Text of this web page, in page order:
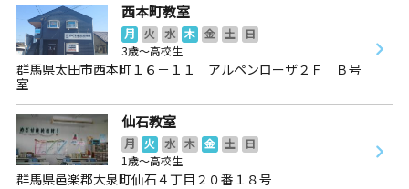
西本町教室
月 火 水 木 金 土
日
3歳～高校生
群馬県太田市西本町１６－１１ アルペンローザ２Ｆ Ｂ号
室
仙石教室
月 火 水 木 金 土
日
1歳～高校生
群馬県邑楽郡大泉町仙石４丁目２０番１８号